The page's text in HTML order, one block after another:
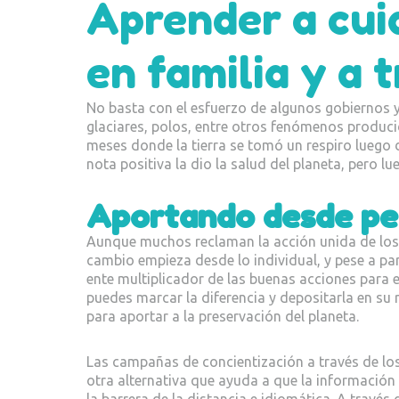
Aprender a
en familia y a
No basta con el esfuerzo de algunos
glaciares, polos, entre otros fenómenos
meses donde la tierra se tomó un respiro
nota positiva la dio la salud del planeta, pero
Aportando desde
Aunque muchos reclaman la acción unida de
cambio empieza desde lo individual, y pese a
ente multiplicador de las buenas acciones para
puedes marcar la diferencia y depositarla en
para aportar a la preservación del planeta.
Las campañas de concientización a través de
otra alternativa que ayuda a que la